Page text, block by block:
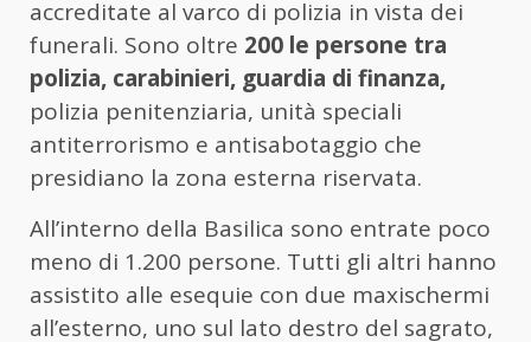
accreditate al varco di polizia in vista dei
funerali. Sono oltre 200 le persone tra
polizia, carabinieri, guardia di finanza,
polizia penitenziaria, unità speciali
antiterrorismo e antisabotaggio che
presidiano la zona esterna riservata.
All’interno della Basilica sono entrate poco
meno di 1.200 persone. Tutti gli altri hanno
assistito alle esequie con due maxischermi
all’esterno, uno sul lato destro del sagrato,